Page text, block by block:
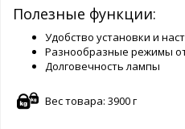
Полезные функции:
Удобство установки и
Разнообразные режимы
Долговечность лампы
Вес товара: 3900 г